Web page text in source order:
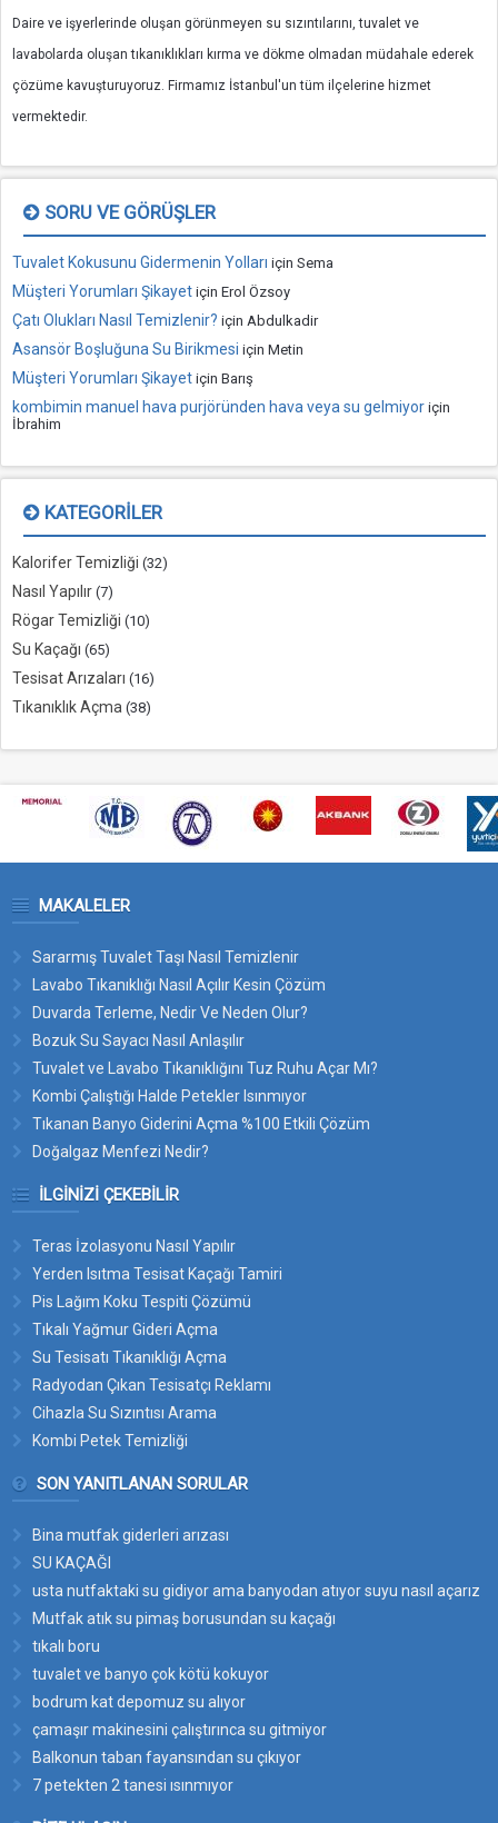
Daire ve işyerlerinde oluşan görünmeyen su sızıntılarını, tuvalet ve
lavabolarda oluşan tıkanıklıkları kırma ve dökme olmadan müdahale ederek
çözüme kavuşturuyoruz. Firmamız İstanbul'un tüm ilçelerine hizmet
vermektedir.
SORU VE GÖRÜŞLER
Tuvalet Kokusunu Gidermenin Yolları için Sema
Müşteri Yorumları Şikayet için Erol Özsoy
Çatı Olukları Nasıl Temizlenir? için Abdulkadir
Asansör Boşluğuna Su Birikmesi için Metin
Müşteri Yorumları Şikayet için Barış
kombimin manuel hava purjöründen hava veya su gelmiyor için
İbrahim
KATEGORILER
Kalorifer Temizliği (32)
Nasıl Yapılır (7)
Rögar Temizliği (10)
Su Kaçağı (65)
Tesisat Arızaları (16)
Tıkanıklık Açma (38)
MAKALELER
Sararmış Tuvalet Taşı Nasıl Temizlenir
Lavabo Tıkanıklığı Nasıl Açılır Kesin Çözüm
Duvarda Terleme, Nedir Ve Neden Olur?
Bozuk Su Sayacı Nasıl Anlaşılır
Tuvalet ve Lavabo Tıkanıklığını Tuz Ruhu Açar Mı?
Kombi Çalıştığı Halde Petekler Isınmıyor
Tıkanan Banyo Giderini Açma %100 Etkili Çözüm
Doğalgaz Menfezi Nedir?
İLGINIZI ÇEKEBILIR
Teras İzolasyonu Nasıl Yapılır
Yerden Isıtma Tesisat Kaçağı Tamiri
Pis Lağım Koku Tespiti Çözümü
Tıkalı Yağmur Gideri Açma
Su Tesisatı Tıkanıklığı Açma
Radyodan Çıkan Tesisatçı Reklamı
Cihazla Su Sızıntısı Arama
Kombi Petek Temizliği
SON YANITLANAN SORULAR
Bina mutfak giderleri arızası
SU KAÇAĞI
usta nutfaktaki su gidiyor ama banyodan atıyor suyu nasıl açarız
bu suyun yerini
Mutfak atık su pimaş borusundan su kaçağı
tıkalı boru
tuvalet ve banyo çok kötü kokuyor
bodrum kat depomuz su alıyor
çamaşır makinesini çalıştırınca su gitmiyor
Balkonun taban fayansından su çıkıyor
7 petekten 2 tanesi ısınmıyor